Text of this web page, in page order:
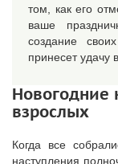
том, как его
ваше
создание
принесет удачу
Новогодние
взрослых
Когда все
наступления